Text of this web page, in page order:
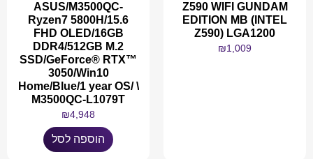
Z590 WIFI GUNDAM
EDITION MB (INTEL
Z590) LGA1200
₪1,009
ASUS/M3500QC-
Ryzen7 5800H/15.6
FHD OLED/16GB
DDR4/512GB M.2
SSD/GeForce® RTX™
3050/Win10
Home/Blue/1 year OS/ \
M3500QC-L1079T
₪4,948
הוספה לסל